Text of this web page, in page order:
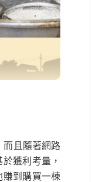
而且隨著網路
獲利考量，
賺到購買一棟